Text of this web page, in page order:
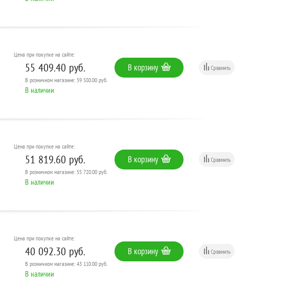
Цена при покупке на сайте:
55 409.40 руб.
В розничном магазине: 59 580.00 руб.
В наличии
В корзину
Цена при покупке на сайте:
51 819.60 руб.
В розничном магазине: 55 720.00 руб.
В наличии
В корзину
Цена при покупке на сайте:
40 092.30 руб.
В розничном магазине: 43 110.00 руб.
В наличии
В корзину